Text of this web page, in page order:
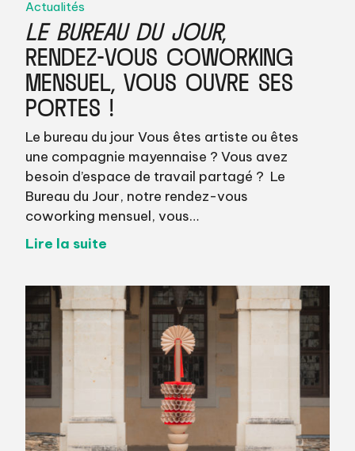
Actualités
LE BUREAU DU JOUR,
RENDEZ-VOUS COWORKING
MENSUEL, VOUS OUVRE SES
PORTES !
Le bureau du jour Vous êtes artiste ou êtes
une compagnie mayennaise ? Vous avez
besoin d’espace de travail partagé ? Le
Bureau du Jour, notre rendez-vous
coworking mensuel, vous…
Lire la suite